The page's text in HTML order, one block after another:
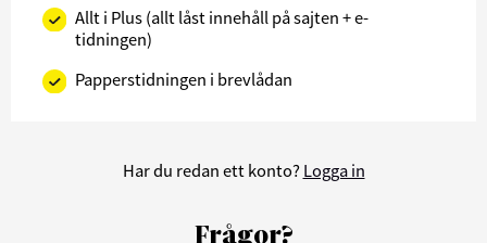
Allt i Plus (allt låst innehåll på sajten + e-
tidningen)
Papperstidningen i brevlådan
Har du redan ett konto? Logga in
Frågor?